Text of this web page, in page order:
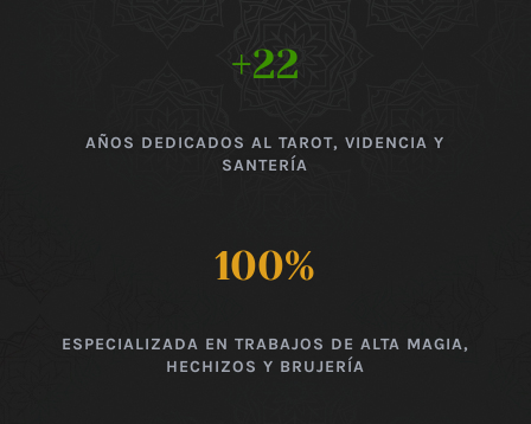
+22
AÑOS DEDICADOS AL TAROT, VIDENCIA Y
SANTERÍA
100%
ESPECIALIZADA EN TRABAJOS DE ALTA MAGIA,
HECHIZOS Y BRUJERÍA